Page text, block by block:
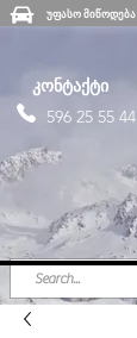
უფასო
კონტაქტი
596 25 55 44